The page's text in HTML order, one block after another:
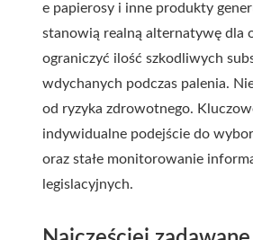
e papierosy i inne produkty
stanowią realną alternatywę dla
ograniczyć ilość szkodliwych
wdychanych podczas palenia.
od ryzyka zdrowotnego.
indywidualne podejście do
oraz stałe monitorowanie
legislacyjnych.